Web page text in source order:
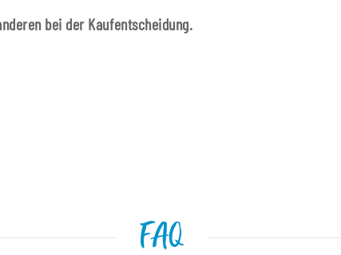
bei der Kaufentscheidung.
FAQ